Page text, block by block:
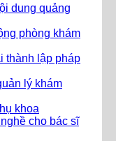
dung quảng
phòng khám
thành lập pháp
lý khám
khoa
cho bác sĩ